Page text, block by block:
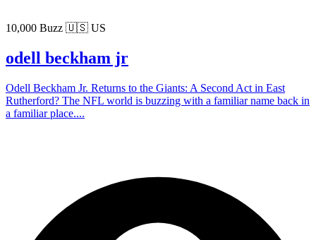
10,000 Buzz 🇺🇸 US
odell beckham jr
Odell Beckham Jr. Returns to the Giants: A Second Act in East
Rutherford? The NFL world is buzzing with a familiar name back in
a familiar place....